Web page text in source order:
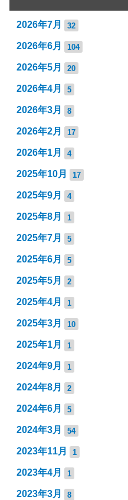
2026年7月 32
2026年6月 104
2026年5月 20
2026年4月 5
2026年3月 8
2026年2月 17
2026年1月 4
2025年10月 17
2025年9月 4
2025年8月 1
2025年7月 5
2025年6月 5
2025年5月 2
2025年4月 1
2025年3月 10
2025年1月 1
2024年9月 1
2024年8月 2
2024年6月 5
2024年3月 54
2023年11月 1
2023年4月 1
2023年3月 8